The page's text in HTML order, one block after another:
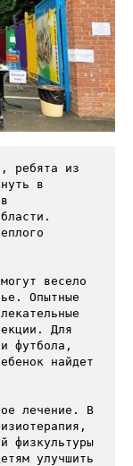
ребята из
в
весело
Опытные
Для
футбола,
найдет
лечение. В
физкультуры
улучшить